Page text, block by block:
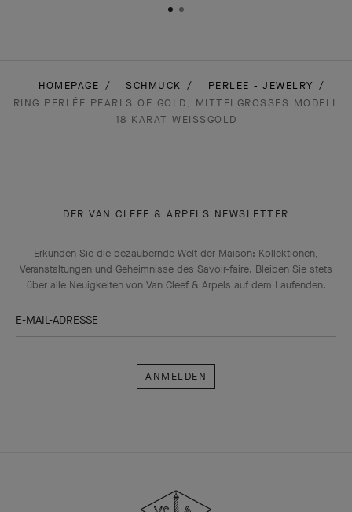
HOMEPAGE SCHMUCK
PERLEE - JEWELRY
RING PERLÉE PEARLS OF GOLD, MITTELGROSSES MODELL 1
8 KARAT WEISSGOLD
DER VAN CLEEF & ARPELS NEWSLETTER
Erkunden Sie die bezaubernde Welt der Maison: Kollektionen,
Veranstaltungen und Geheimnisse des Savoir-faire. Bleiben Sie stets
über alle Neuigkeiten von Van Cleef & Arpels auf dem Laufenden.
E-MAIL-ADRESSE
Arpels